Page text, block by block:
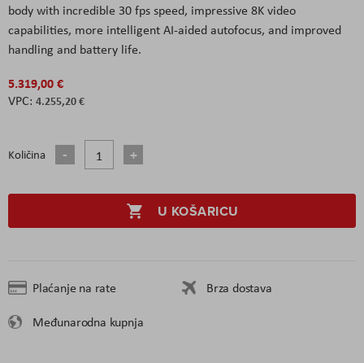
body with incredible 30 fps speed, impressive 8K video
capabilities, more intelligent AI-aided autofocus, and improved
handling and battery life.
5.319,00 €
4.255,20 €
Količina
U KOŠARICU
Plaćanje na rate
Brza dostava
Međunarodna kupnja